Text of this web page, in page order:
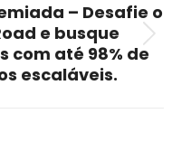
– Desafie o
e busque
com até 98% de
escaláveis.